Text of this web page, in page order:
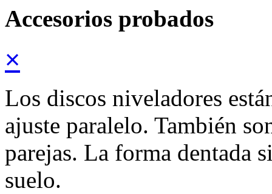
Accesorios probados
×
Los discos niveladores
ajuste paralelo. También
parejas. La forma dentada
suelo.